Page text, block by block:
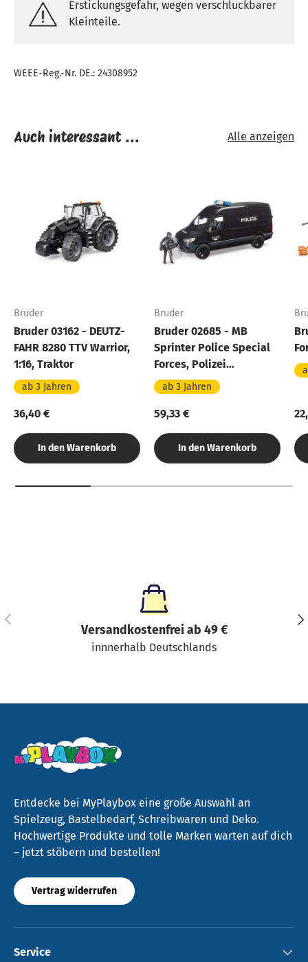
Erstickungsgefahr, wegen verschluckbarer
Kleinteile.
WEEE-Reg.-Nr. DE.: 24308952
Auch interessant ... Alle anzeigen
Bruder
Bruder 03162 - DEUTZ-
FAHR 8280 TTV Warrior,
1:16, Traktor
ab 3 Jahren
36,40 €
In den Warenkorb
Bruder
Bruder 02685 - MB
Sprinter Police Special
Forces, Polizei
Spezialeinheit mit Figur
ab 3 Jahren
59,33 €
In den Warenkorb
Vorherige
Versandkostenfrei ab 49 €
innnerhalb Deutschlands
Entdecke bei MyPlaybox eine große Auswahl an
Spielzeug, Bastelbedarf, Schreibwaren und Deko.
Hochwertige Produkte und tolle Marken warten auf dich
– jetzt stöbern und bestellen!
Vertrag widerrufen
Service